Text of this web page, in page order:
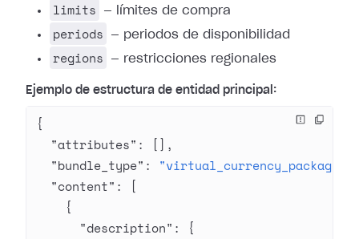
limits — límites de compra
periods — periodos de disponibilidad
regions — restricciones regionales
Ejemplo de estructura de entidad principal:
{
  "attributes"
: [],
  "bundle_type"
: "virtual_currency_package"
  "content"
: [
    {
      "description"
: {